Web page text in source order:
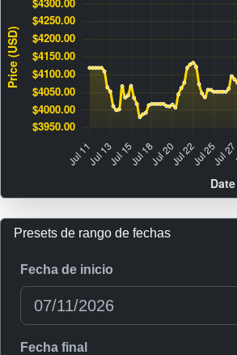
Presets de rango de fechas
Fecha de inicio
Fecha final